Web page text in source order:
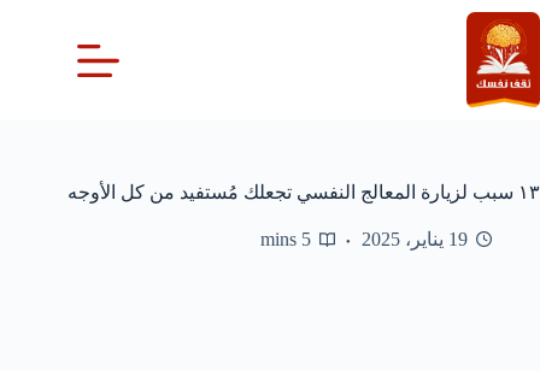
التجاوز
إلى
المحتوى
١٣ سبب لزيارة المعالج النفسي تجعلك مُستفيد من كل الأوجه
19 يناير، 2025 5 mins